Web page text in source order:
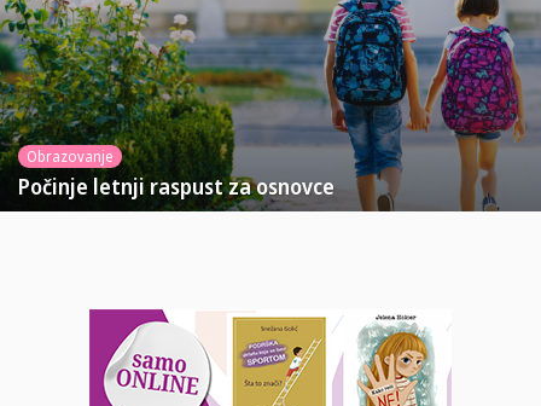
Obrazovanje
Počinje letnji raspust za osnovce